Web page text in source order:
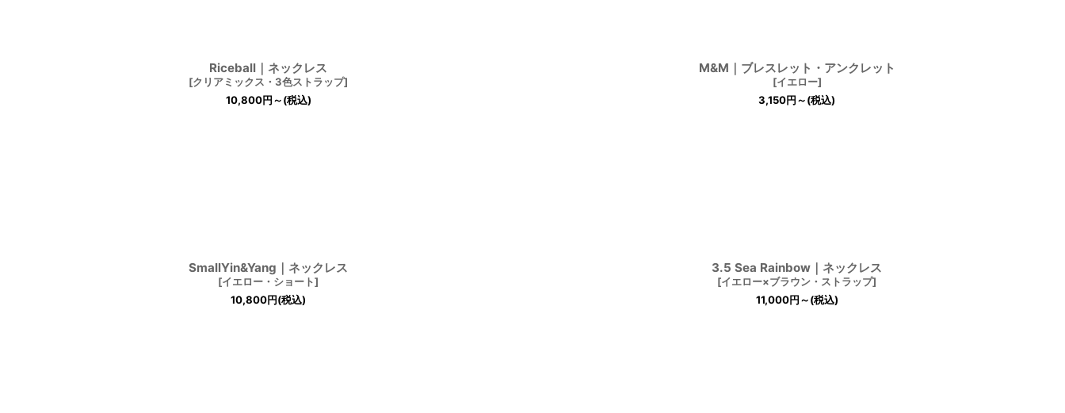
Riceball｜ネックレス
[クリアミックス・3色ストラップ]
10,800円～(税込)
M&M｜ブレスレット・アンクレット
[イエロー]
3,150円～(税込)
SmallYin&Yang｜ネックレス
[イエロー・ショート]
10,800円(税込)
3.5 Sea Rainbow｜ネックレス
[イエロー×ブラウン・ストラップ]
11,000円～(税込)